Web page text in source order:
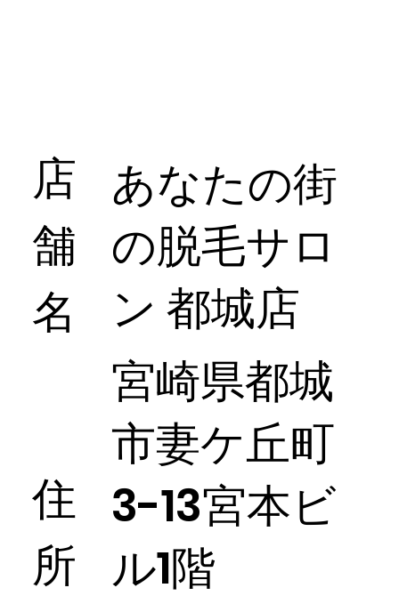
店
舗
名
あなたの街
の脱毛サロ
ン 都城店
住
所
​宮崎県都城
市妻ケ丘町
3-13宮本ビ
ル1階